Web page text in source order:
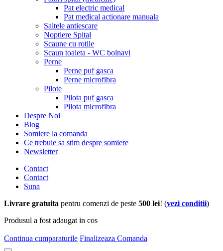
Pat electric medical
Pat medical actionare manuala
Saltele antiescare
Noptiere Spital
Scaune cu rotile
Scaun toaleta - WC bolnavi
Perne
Perne puf gasca
Perne microfibra
Pilote
Pilota puf gasca
Pilota microfibra
Despre Noi
Blog
Somiere la comanda
Ce trebuie sa stim despre somiere
Newsletter
Contact
Contact
Suna
Livrare gratuita pentru comenzi de peste 500 lei! (vezi conditii)
Produsul a fost adaugat in cos
Continua cumparaturile Finalizeaza Comanda